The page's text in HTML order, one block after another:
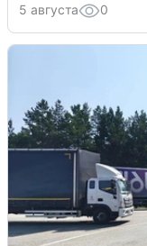
5 августа 0